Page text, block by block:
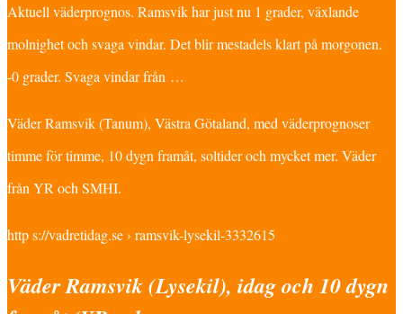
Aktuell väderprognos. Ramsvik har just nu 1 grader, växlande
molnighet och svaga vindar. Det blir mestadels klart på morgonen.
-0 grader. Svaga vindar från …
Väder Ramsvik (Tanum), Västra Götaland, med väderprognoser
timme för timme, 10 dygn framåt, soltider och mycket mer. Väder
från YR och SMHI.
http s://vadretidag.se › ramsvik-lysekil-3332615
Väder Ramsvik (Lysekil), idag och 10 dygn